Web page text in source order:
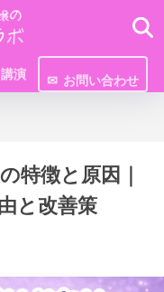
演 お問い合わせ
特徴と原因｜
と改善策